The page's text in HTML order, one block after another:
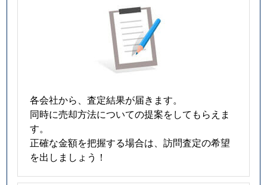
各会社から、査定結果が届きます。
同時に売却方法についての提案をしてもらえま
す。
正確な金額を把握する場合は、訪問査定の希望
を出しましょう！